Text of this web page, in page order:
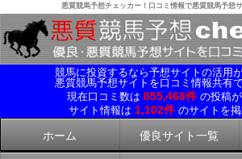
悪質競馬予想チェッカー！口コミ情報で悪質競馬予想
競馬に投資するなら予想サイトの活用
悪質競馬予想サイトを口コミ情報共有
現在口コミ数は 855,468件 の投稿が
サイト情報は 1,102件 のサイトを掲
ホーム 優良サイト一覧